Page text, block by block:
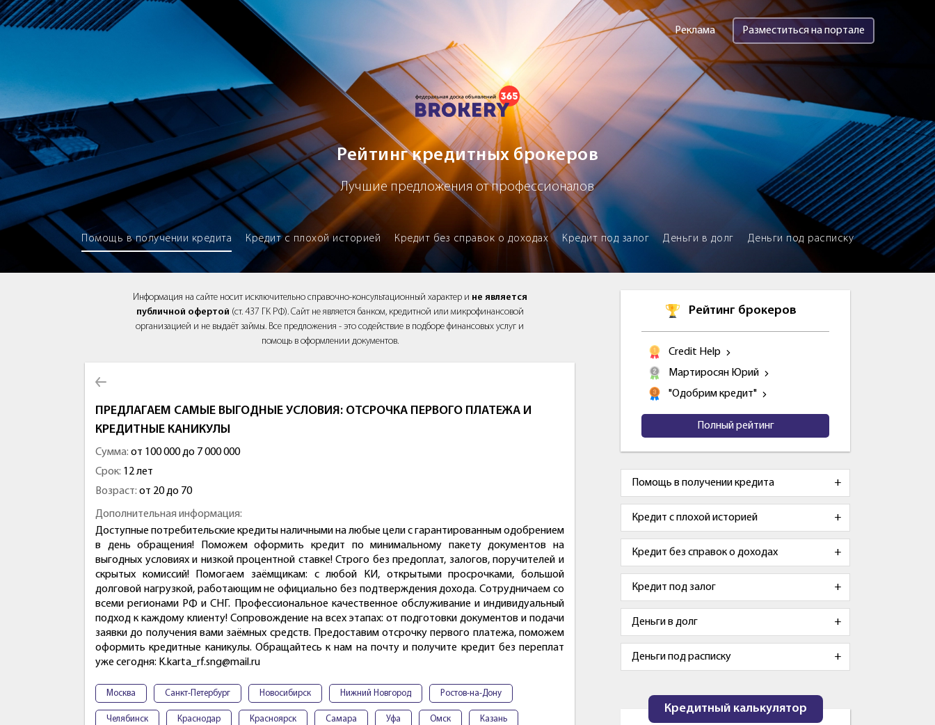
Brokery365 - Рейтинг кредитных брокеров
Реклама Разместиться на портале
Рейтинг кредитных брокеров
Лучшие предложения от профессионалов
Помощь в получении кредита Кредит с плохой историей Кредит без справок о доходах Кредит под залог Деньги в долг Деньги под расписку
Информация на сайте носит исключительно справочно-консультационный характер и не является
публичной офертой (ст. 437 ГК РФ). Сайт не является банком, кредитной или микрофинансовой
организацией и не выдаёт займы. Все предложения - это содействие в подборе финансовых услуг и
помощь в оформлении документов.
ПРЕДЛАГАЕМ САМЫЕ ВЫГОДНЫЕ УСЛОВИЯ: ОТСРОЧКА ПЕРВОГО ПЛАТЕЖА И
КРЕДИТНЫЕ КАНИКУЛЫ
Сумма: от 100 000 до 7 000 000
Срок: 12 лет
Возраст: от 20 до 70
Дополнительная информация:
Доступные потребительские кредиты наличными на любые цели с гарантированным одобрением
в день обращения! Поможем оформить кредит по минимальному пакету документов на
выгодных условиях и низкой процентной ставке! Строго без предоплат, залогов, поручителей и
скрытых комиссий! Помогаем заёмщикам: с любой КИ, открытыми просрочками, большой
долговой нагрузкой, работающим не официально без подтверждения дохода. Сотрудничаем со
всеми регионами РФ и СНГ. Профессиональное качественное обслуживание и индивидуальный
подход к каждому клиенту! Сопровождение на всех этапах: от подготовки документов и подачи
заявки до получения вами заёмных средств. Предоставим отсрочку первого платежа, поможем
оформить кредитные каникулы. Обращайтесь к нам на почту и получите кредит без переплат
уже сегодня: K.karta_rf.sng@mail.ru
Москва Санкт-Петербург Новосибирск Нижний Новгород Ростов-на-Дону
Челябинск Краснодар Красноярск Самара Уфа Омск Казань
Рейтинг брокеров
Credit Help
Мартиросян Юрий
"Одобрим кредит"
Полный рейтинг
Помощь в получении кредита
Кредит с плохой историей
Кредит без справок о доходах
Кредит под залог
Деньги в долг
Деньги под расписку
Кредитный калькулятор